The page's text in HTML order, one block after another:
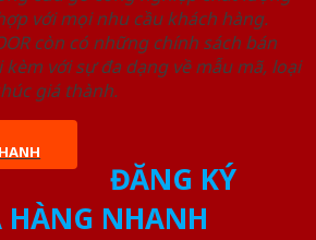
với mọi nhu cầu khách hàng.
còn có những chính sách bán
kèm với sự đa dạng về mẫu mã, loại
giá thành.
ĐĂNG KÝ
HÀNG NHANH